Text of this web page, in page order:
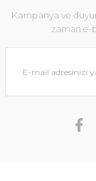
Kampanya ve
zaman e-